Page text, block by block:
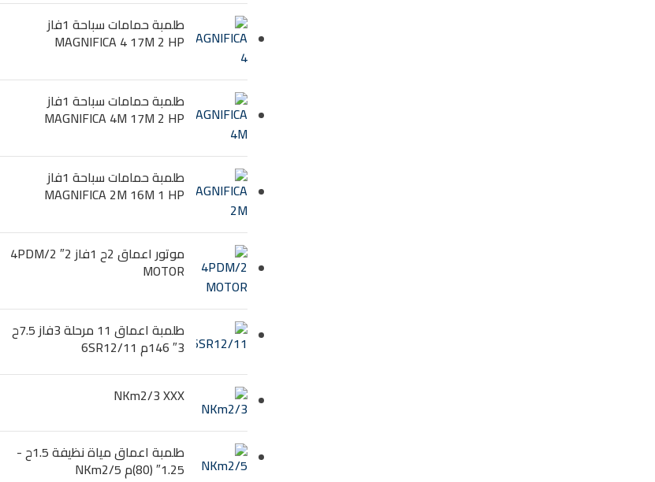
طلمبة حمامات سباحة 1فاز
MAGNIFICA 4 17M 2 HP
طلمبة حمامات سباحة 1فاز
MAGNIFICA 4M 17M 2 HP
طلمبة حمامات سباحة 1فاز
MAGNIFICA 2M 16M 1 HP
موتور اعماق 2ح 1فاز 2″ 4PDM/2
MOTOR
طلمبة اعماق 11 مرحلة 3فاز 7.5ح
3″ 146م 6SR12/11
NKm2/3 XXX
طلمبة اعماق مياة نظيفة 1.5ح -
1.25″ (80)م NKm2/5